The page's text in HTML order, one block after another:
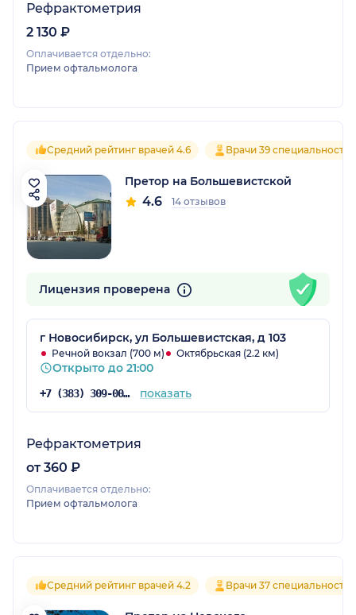
Рефрактометрия
2 130 ₽
Оплачивается отдельно:
Прием офтальмолога
Средний рейтинг врачей 4.6 Врачи 39 специальностей
Претор на Большевистской
4.6 14 отзывов
Лицензия проверена
г Новосибирск, ул Большевистская, д 103
Речной вокзал (700 м) Октябрьская (2.2 км)
Открыто до 21:00
+7 (383) 309-00-00 показать
Рефрактометрия
от 360 ₽
Оплачивается отдельно:
Прием офтальмолога
Средний рейтинг врачей 4.2 Врачи 37 специальностей